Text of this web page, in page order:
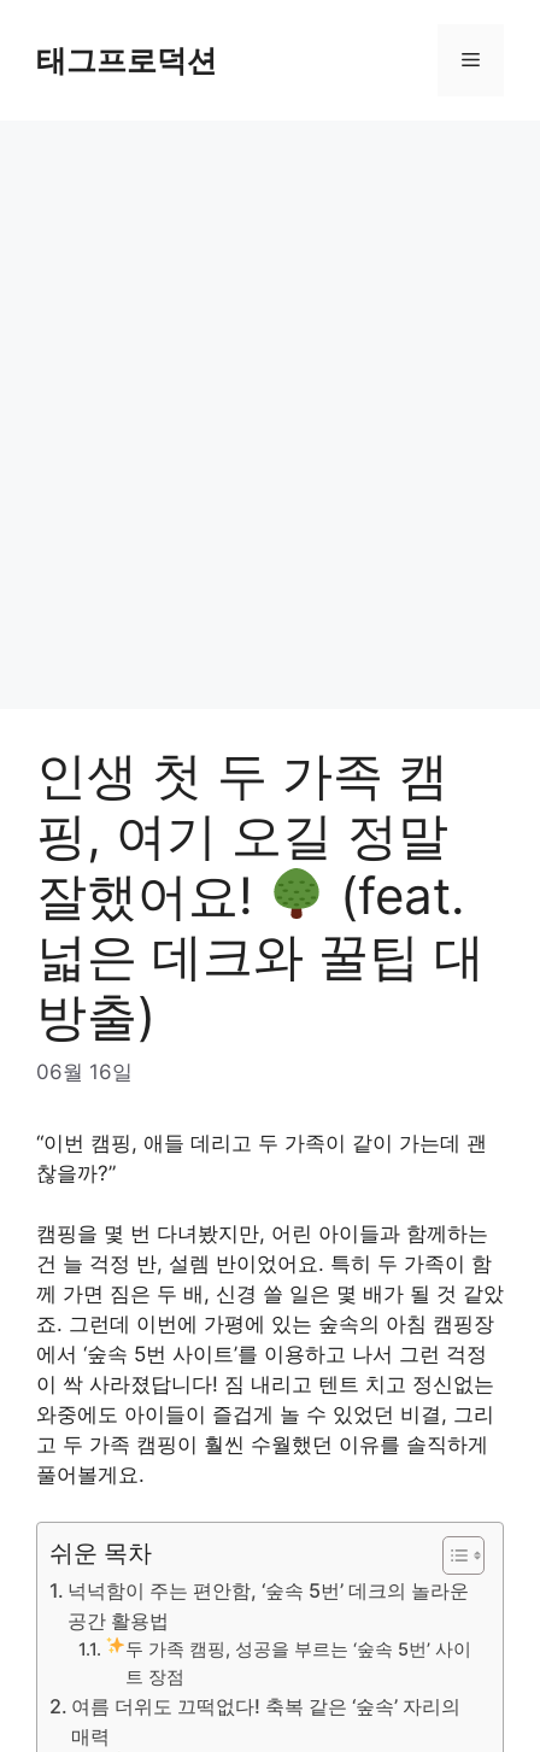
content태그프로덕션 Menu
인생 첫 두 가족 캠
핑, 여기 오길 정말
잘했어요!
(feat.
넓은 데크와 꿀팁 대
방출)
06월 16일
“이번 캠핑, 애들 데리고 두 가족이 같이 가는데 괜
찮을까?”
캠핑을 몇 번 다녀봤지만, 어린 아이들과 함께하는
건 늘 걱정 반, 설렘 반이었어요. 특히 두 가족이 함
께 가면 짐은 두 배, 신경 쓸 일은 몇 배가 될 것 같았
죠. 그런데 이번에 가평에 있는 숲속의 아침 캠핑장
에서 ‘숲속 5번 사이트’를 이용하고 나서 그런 걱정
이 싹 사라졌답니다! 짐 내리고 텐트 치고 정신없는
와중에도 아이들이 즐겁게 놀 수 있었던 비결, 그리
고 두 가족 캠핑이 훨씬 수월했던 이유를 솔직하게
풀어볼게요.
쉬운 목차
넉넉함이 주는 편안함, ‘숲속 5번’ 데크의 놀라운
공간 활용법
두 가족 캠핑, 성공을 부르는 ‘숲속 5번’ 사이
트 장점
여름 더위도 끄떡없다! 축복 같은 ‘숲속’ 자리의
매력